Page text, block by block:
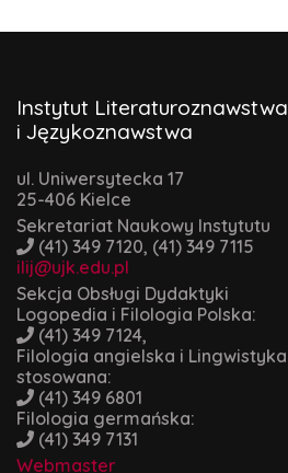
Instytut Literaturoznawstwa
i Językoznawstwa
ul. Uniwersytecka 17
25-406 Kielce
Sekretariat Naukowy Instytutu
(41) 349 7120, (41) 349 7115
ilij@ujk.edu.pl
Sekcja Obsługi Dydaktyki
Logopedia i Filologia Polska:
(41) 349 7124,
Filologia angielska i Lingwistyka
stosowana:
(41) 349 6801
Filologia germańska:
(41) 349 7131
Webmaster